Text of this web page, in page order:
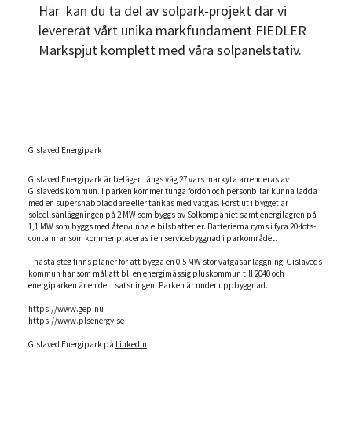
Här kan du ta del av solpark-projekt där vi
levererat vårt unika markfundament FIEDLER
Markspjut komplett med våra solpanelstativ.
Gislaved Energipark
Gislaved Energipark är belägen längs väg 27 vars markyta arrenderas av
Gislaveds‬‭ kommun. I parken kommer tunga fordon och personbilar kunna ladda
med en‬‭ supersnabbladdare eller tankas med vätgas. Först ut i bygget är‬‭
solcellsanläggningen på 2 MW som byggs av Solkompaniet samt energilagren på‬‭
1,1 MW som byggs med återvunna elbilsbatterier. Batterierna ryms i fyra 20-fots‬-
containrar som kommer placeras i en servicebyggnad i parkområdet.
I nästa steg‬‭ finns planer för att bygga en 0,5 MW stor vätgasanläggning. Gislaveds
kommun har‬‭ som mål att bli en energimässig pluskommun till 2040 och
energiparken är en del i‬‭ satsningen.‬‭ Parken är under uppbyggnad.‬
https://www.gep.nu
https://www.plsenergy.se
Gislaved Energipark på Linkedin